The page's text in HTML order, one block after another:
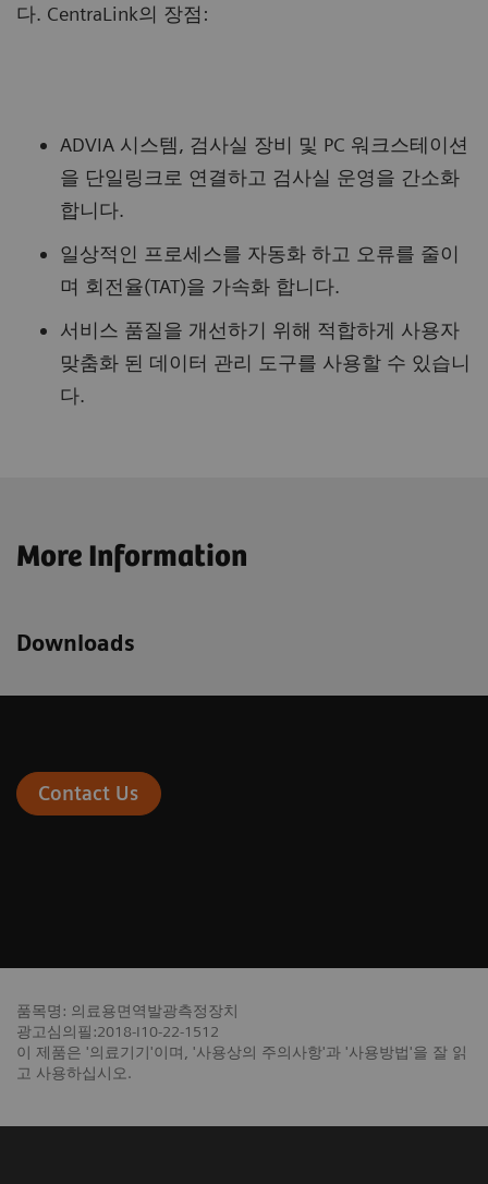
다. CentraLink의 장점:
ADVIA 시스템, 검사실 장비 및 PC 워크스테이션
을 단일링크로 연결하고 검사실 운영을 간소화
합니다.
일상적인 프로세스를 자동화 하고 오류를 줄이
며 회전율(TAT)을 가속화 합니다.
서비스 품질을 개선하기 위해 적합하게 사용자
맞춤화 된 데이터 관리 도구를 사용할 수 있습니
다.
More Information
Downloads
Contact Us
품목명: 의료용면역발광측정장치
광고심의필:2018-I10-22-1512
이 제품은 '의료기기'이며, '사용상의 주의사항'과 '사용방법'을 잘 읽
고 사용하십시오.